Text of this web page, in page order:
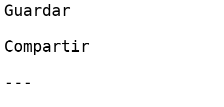
Guardar
Compartir
---